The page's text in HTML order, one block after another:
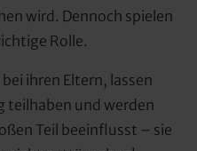
wird. Dennoch spielen
Rolle.
ihren Eltern, lassen
teilhaben und werden
Teil beeinflusst – sie